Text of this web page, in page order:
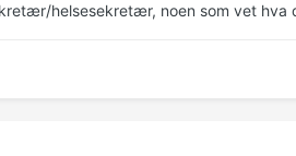
helsesekretær, noen som vet hva